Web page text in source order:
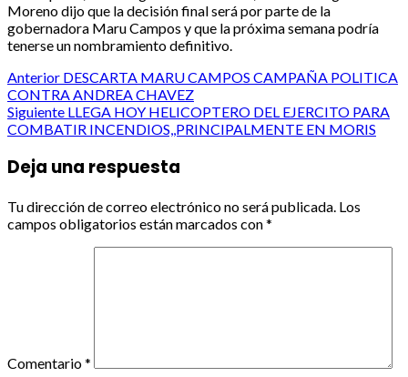
Moreno dijo que la decisión final será por parte de la
gobernadora Maru Campos y que la próxima semana podría
tenerse un nombramiento definitivo.
Post
navigation
Anterior DESCARTA MARU CAMPOS CAMPAÑA POLITICA
CONTRA ANDREA CHAVEZ
Siguiente LLEGA HOY HELICOPTERO DEL EJERCITO PARA
COMBATIR INCENDIOS,,PRINCIPALMENTE EN MORIS
Deja una respuesta
Tu dirección de correo electrónico no será publicada. Los
campos obligatorios están marcados con*
Comentario*